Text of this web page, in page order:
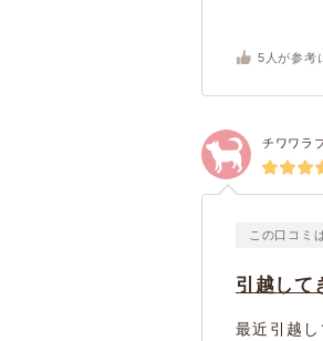
5 人が参考
チワワラ
この口コミ
引越して
最近引越